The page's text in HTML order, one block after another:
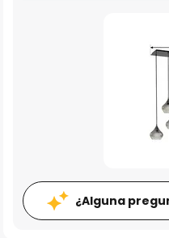
¿Alguna